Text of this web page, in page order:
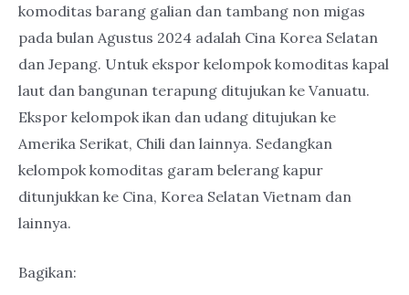
komoditas barang galian dan tambang non migas
pada bulan Agustus 2024 adalah Cina Korea Selatan
dan Jepang. Untuk ekspor kelompok komoditas kapal
laut dan bangunan terapung ditujukan ke Vanuatu.
Ekspor kelompok ikan dan udang ditujukan ke
Amerika Serikat, Chili dan lainnya. Sedangkan
kelompok komoditas garam belerang kapur
ditunjukkan ke Cina, Korea Selatan Vietnam dan
lainnya.
Bagikan: